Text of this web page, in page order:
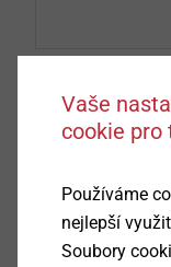
Vaše
cookie pro
Používáme
nejlepší
Soubory